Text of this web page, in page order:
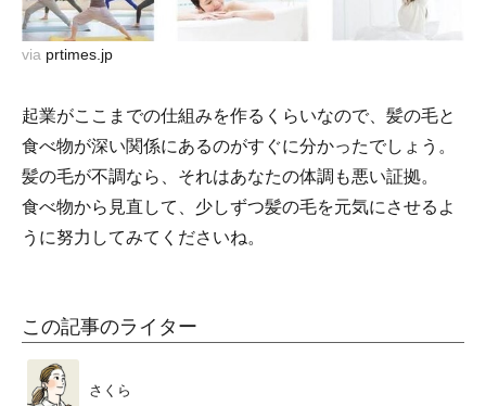
via prtimes.jp
起業がここまでの仕組みを作るくらいなので、髪の毛と
食べ物が深い関係にあるのがすぐに分かったでしょう。
髪の毛が不調なら、それはあなたの体調も悪い証拠。
食べ物から見直して、少しずつ髪の毛を元気にさせるよ
うに努力してみてくださいね。
この記事のライター
さくら